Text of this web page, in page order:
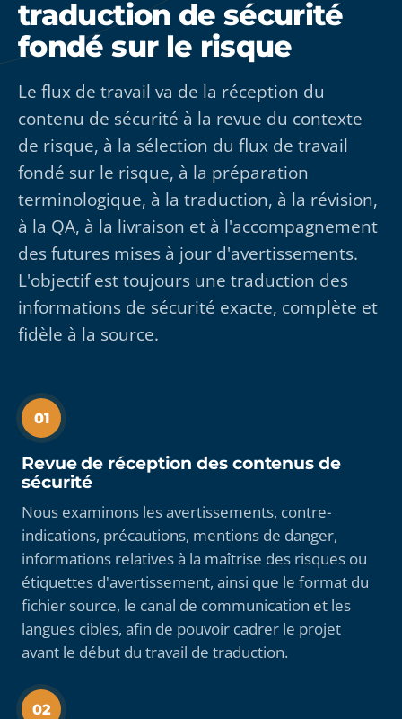
traduction de sécurité
fondé sur le risque
Le flux de travail va de la réception du
contenu de sécurité à la revue du contexte
de risque, à la sélection du flux de travail
fondé sur le risque, à la préparation
terminologique, à la traduction, à la révision,
à la QA, à la livraison et à l'accompagnement
des futures mises à jour d'avertissements.
L'objectif est toujours une traduction des
informations de sécurité exacte, complète et
fidèle à la source.
01
Revue de réception des contenus de
sécurité
Nous examinons les avertissements, contre-
indications, précautions, mentions de danger,
informations relatives à la maîtrise des risques ou
étiquettes d'avertissement, ainsi que le format du
fichier source, le canal de communication et les
langues cibles, afin de pouvoir cadrer le projet
avant le début du travail de traduction.
02